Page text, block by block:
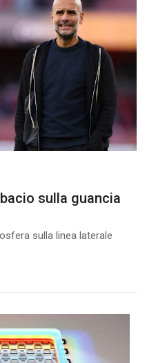
sulla guancia
sulla linea laterale